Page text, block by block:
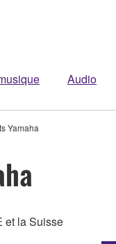
Audio
Yamaha
et la Suisse